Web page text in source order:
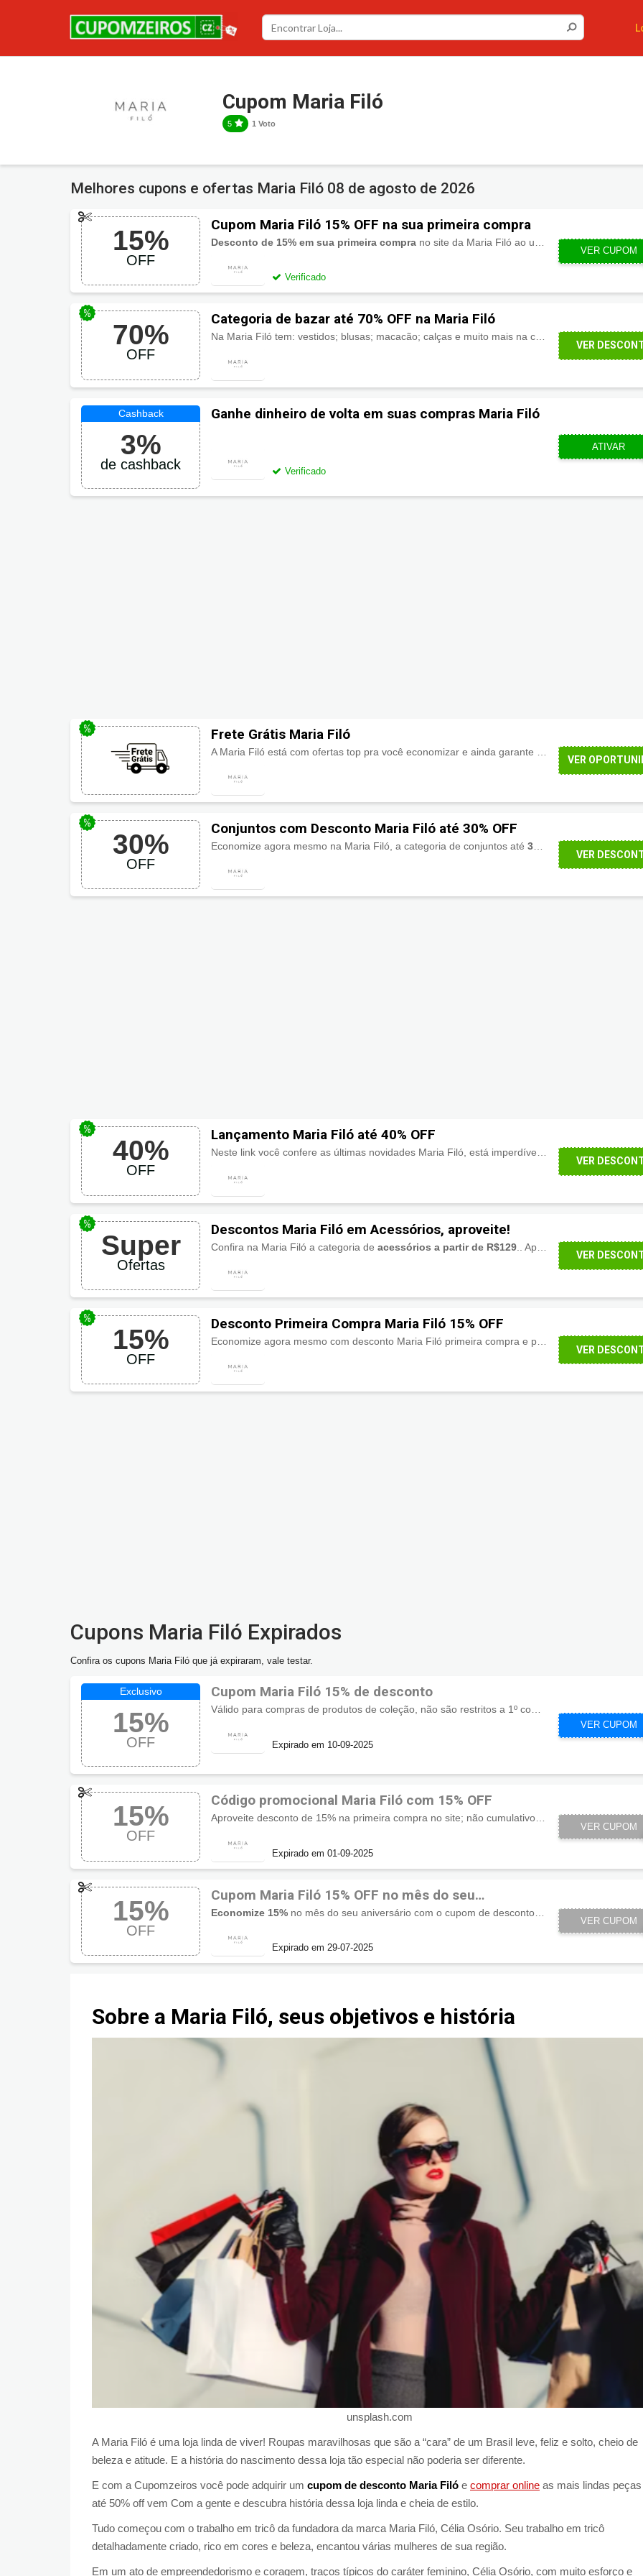
Permitir
Cupom Maria Filó
5 1 Voto
Melhores cupons e ofertas Maria Filó 08 de agosto de 2026
15%
OFF
Cupom Maria Filó 15% OFF na sua primeira compra
Desconto de 15% em sua primeira compra no site da Maria Filó ao utilizar o cupom. Aproveite!
Verificado
VER CUPOM
70%
OFF
Categoria de bazar até 70% OFF na Maria Filó
Na Maria Filó tem: vestidos; blusas; macacão; calças e muito mais na categoria de bazar até 70% OFF. Aproveite!
VER
3%
de cashback
Ganhe dinheiro de volta em suas compras Maria Filó
Verificado
ATIVAR
Frete Grátis Maria Filó
frete grátis
VER
30%
OFF
Conjuntos com Desconto Maria Filó até 30% OFF
Economize agora mesmo na Maria Filó, a categoria de conjuntos até30% de desconto pra
VER
40%
OFF
Lançamento Maria Filó até 40% OFF
Neste link você confere as últimas novidades Maria Filó, está imperdível não fique de fora. Aproveite!
VER
Super
Ofertas
Descontos Maria Filó em Acessórios, aproveite!
Confira na Maria Filó a categoria de acessórios a partir de R$129 .. Aproveite!
VER
15%
OFF
Desconto Primeira Compra Maria Filó 15% OFF
VER
Cupons Maria Filó Expirados
Confira os cupons Maria Filó que já expiraram, vale testar.
15%
OFF
Cupom Maria Filó 15% de desconto
Válido para compras de produtos de coleção, não são restritos a 1º compra.
Expirado em 10-09-2025
VER CUPOM
15%
OFF
Código promocional Maria Filó com 15% OFF
Aproveite desconto de 15% na primeira compra no site; não cumulativo com outras promoções; não cumulativo com o Bazar.
Expirado em 01-09-2025
VER CUPOM
15%
OFF
Cupom Maria Filó 15% OFF no mês do seu
aniversário
Economize 15% no mês do seu aniversário com o cupom de desconto Maria Filó. Aproveite!
Expirado em 29-07-2025
VER CUPOM
Sobre a Maria Filó, seus objetivos e história
unsplash.com
A Maria Filó é uma loja linda de viver! Roupas maravilhosas que são a “cara” de um Brasil leve, feliz e solto, cheio de
beleza e atitude. E a história do nascimento dessa loja tão especial não poderia ser diferente.
E com a Cupomzeiros você pode adquirir um cupom de desconto Maria Filó e comprar online as mais lindas
até 50% off vem Com a gente e descubra história dessa loja linda e cheia de estilo.
Tudo começou com o trabalho em tricô da fundadora da marca Maria Filó, Célia Osório. Seu trabalho em tricô
detalhadamente criado, rico em cores e beleza, encantou várias mulheres de sua região.
Em um ato de empreendedorismo e coragem, traços típicos do caráter feminino, Célia Osório, com muito esforço e